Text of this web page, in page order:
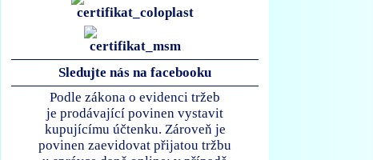
Sledujte nás na facebooku
Podle zákona o evidenci tržeb
je prodávající povinen vystavit
kupujícímu účtenku. Zároveň je
povinen zaevidovat přijatou tržbu